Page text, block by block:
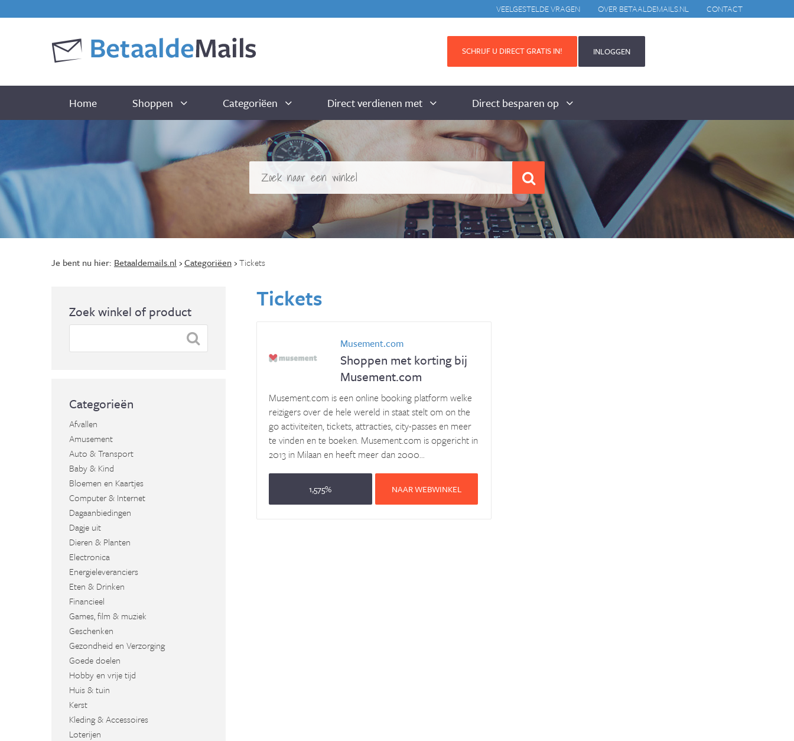
CONTACT
OVER BETAALDEMAILS.NL
VEELGESTELDE VRAGEN
SCHRIJF U DIRECT GRATIS IN! INLOGGEN
Home Shoppen Categoriëen Direct verdienen met Direct besparen op
Je bent nu hier: Betaaldemails.nl ›Categoriëen›Tickets
Zoek winkel of product
Categorieën
Afvallen
Amusement
Auto & Transport
Baby & Kind
Bloemen en Kaartjes
Computer & Internet
Dagaanbiedingen
Dagje uit
Dieren & Planten
Electronica
Energieleveranciers
Eten & Drinken
Financieel
Games, film & muziek
Geschenken
Gezondheid en Verzorging
Goede doelen
Hobby en vrije tijd
Huis & tuin
Kerst
Kleding & Accessoires
Loterijen
Tickets
Musement.com
Shoppen met korting bij
Musement.com
Musement.com is een online booking platform welke
reizigers over de hele wereld in staat stelt om on the
go activiteiten, tickets, attracties, city-passes en meer
te vinden en te boeken. Musement.com is opgericht in
2013 in Milaan en heeft meer dan 2000...
1,575% NAAR WEBWINKEL